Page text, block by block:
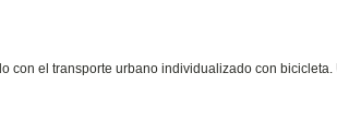
con el transporte urbano individualizado con